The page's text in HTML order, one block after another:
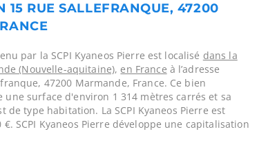
15 RUE SALLEFRANQUE, 47200
par la SCPI Kyaneos Pierre est localisé dans la
(Nouvelle-aquitaine), en France à l’adresse
47200 Marmande, France. Ce bien
une surface d'environ 1 314 mètres carrés et sa
de type habitation. La SCPI Kyaneos Pierre est
€. SCPI Kyaneos Pierre développe une capitalisation